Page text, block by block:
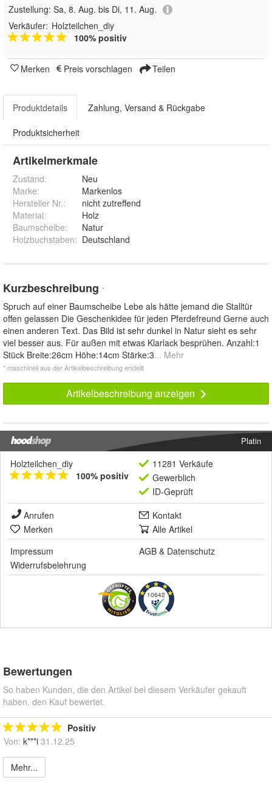
Zustellung: Sa, 8. Aug. bis Di, 11. Aug.
Verkäufer: Holzteilchen_diy
100% positiv
Merken Preis vorschlagen Teilen
Produktdetails Zahlung, Versand & Rückgabe
Produktsicherheit
Artikelmerkmale
Zustand:
Neu
Marke:
Markenlos
Hersteller Nr.:
nicht zutreffend
Material:
Holz
Baumscheibe:
Natur
Holzbuchstaben: Deutschland
Kurzbeschreibung *
Spruch auf einer Baumscheibe Lebe als hätte jemand die Stalltür
offen gelassen Die Geschenkidee für jeden Pferdefreund Gerne auch
einen anderen Text. Das Bild ist sehr dunkel in Natur sieht es sehr
viel besser aus. Für außen mit etwas Klarlack besprühen. Anzahl:1
Stück Breite:26cm Höhe:14cm Stärke:3... Mehr
* maschinell aus der Artikelbeschreibung erstellt
Artikelbeschreibung anzeigen
Platin
Holzteilchen_diy
100% positiv
11281 Verkäufe
Gewerblich
ID-Geprüft
Anrufen
Kontakt
Merken
Alle Artikel
Impressum
AGB & Datenschutz
Widerrufsbelehrung
10642
Bewertungen
So haben Kunden, die den Artikel bei diesem Verkäufer gekauft
haben, den Kauf bewertet.
Positiv
Von: k***i 31.12.25
Mehr...